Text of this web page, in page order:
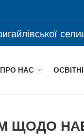
ПРО НАС
ЩОДО